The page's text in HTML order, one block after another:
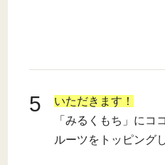
5
いただきます！
「みるくもち」にコ
ルーツをトッピング